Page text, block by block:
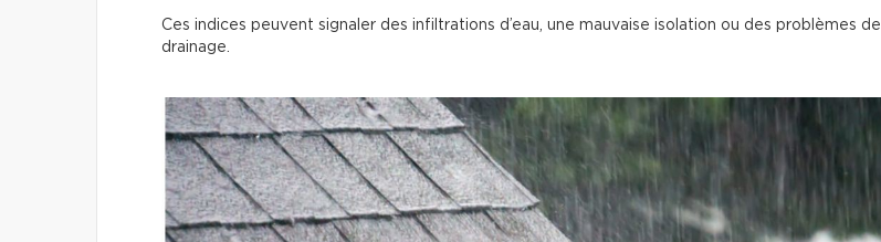
Ces indices peuvent signaler des infiltrations d’eau, une mauvaise isolation ou des problèmes de
drainage.